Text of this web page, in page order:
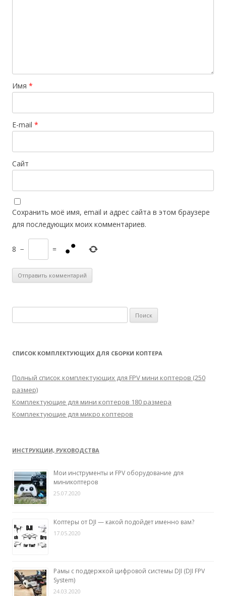
Имя *
E-mail *
Сайт
Сохранить моё имя, email и адрес сайта в этом браузере
для последующих моих комментариев.
8 − =
а
т
:
СПИСОК КОМПЛЕКТУЮЩИХ ДЛЯ СБОРКИ КОПТЕРА
Полный список комплектующих для FPV мини коптеров (250
размер)
Комплектующие для мини коптеров 180 размера
Комплектующие для микро коптеров
ИНСТРУКЦИИ, РУКОВОДСТВА
Мои инструменты и FPV оборудование для
миникоптеров
25.07.2020
Коптеры от DJI — какой подойдет именно вам?
17.05.2020
Рамы с поддержкой цифровой системы DJI (DJI FPV
System)
24.03.2020